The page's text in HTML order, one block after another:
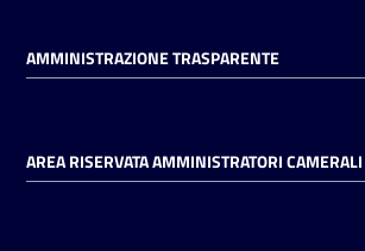
in
digitale
AMMINISTRAZIONE TRASPARENTE
AREA RISERVATA AMMINISTRATORI CAMERALI